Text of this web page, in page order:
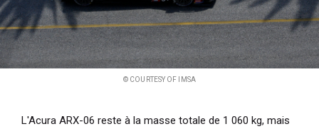
© COURTESY OF IMSA
L'Acura ARX-06 reste à la masse totale de 1 060 kg, mais